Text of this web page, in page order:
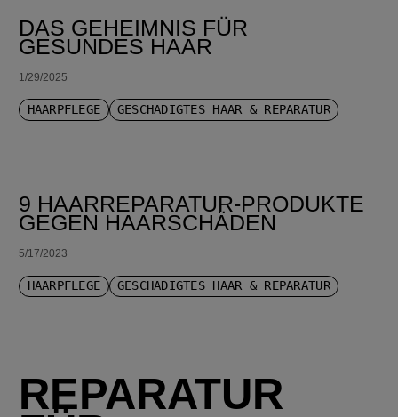
DAS GEHEIMNIS FÜR
GESUNDES HAAR
1/29/2025
HAARPFLEGE GESCHÄDIGTES HAAR & REPARATUR
9 HAARREPARATUR-PRODUKTE
GEGEN HAARSCHÄDEN
5/17/2023
HAARPFLEGE GESCHÄDIGTES HAAR & REPARATUR
REPARATUR